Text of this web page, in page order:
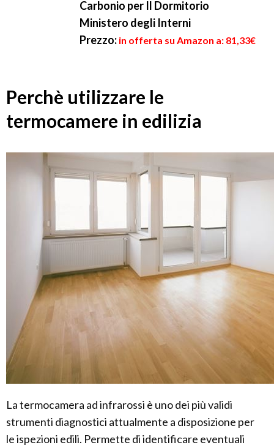
Carbonio per Il Dormitorio
Ministero degli Interni
Prezzo: in offerta su Amazon a: 81,33€
Perchè utilizzare le
termocamere in edilizia
La termocamera ad infrarossi è uno dei più validi
strumenti diagnostici attualmente a disposizione per
le ispezioni edili. Permette di identificare eventuali